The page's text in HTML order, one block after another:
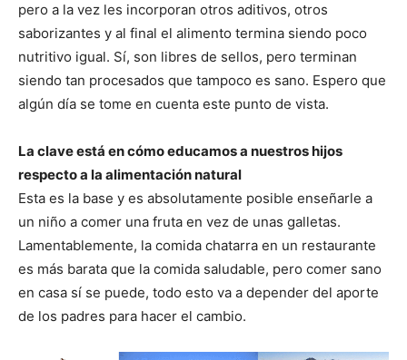
pero a la vez les incorporan otros aditivos, otros
saborizantes y al final el alimento termina siendo poco
nutritivo igual. Sí, son libres de sellos, pero terminan
siendo tan procesados que tampoco es sano. Espero que
algún día se tome en cuenta este punto de vista.
La clave está en cómo educamos a nuestros hijos
respecto a la alimentación natural
Esta es la base y es absolutamente posible enseñarle a
un niño a comer una fruta en vez de unas galletas.
Lamentablemente, la comida chatarra en un restaurante
es más barata que la comida saludable, pero comer sano
en casa sí se puede, todo esto va a depender del aporte
de los padres para hacer el cambio.